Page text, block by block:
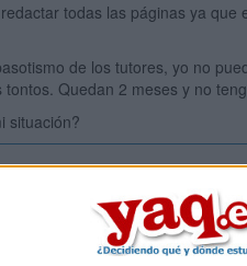
todas las páginas ya
de los tutores, yo no
tontos. Quedan 2 meses y no
situación?